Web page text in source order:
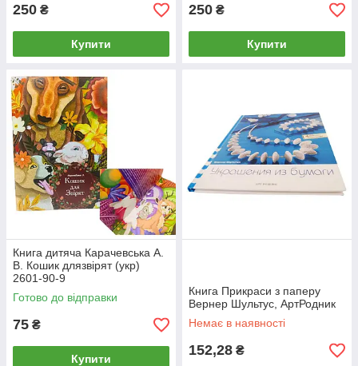
250 ₴
Купити
250 ₴
Купити
Книга дитяча Карачевська А.
В. Кошик длязвірят (укр)
2601-90-9
Готово до відправки
75 ₴
Купити
Книга Прикраси з паперу
Вернер Шультус, АртРодник
Немає в наявності
152,28 ₴